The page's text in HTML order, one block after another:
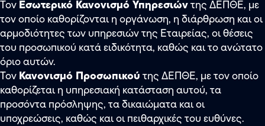
ΤονΕσωτερικό Κανονισμό Υπηρεσιώντης ΔΕΠΘΕ, με
τον οποίο καθορίζονται η οργάνωση, η διάρθρωση και οι
αρμοδιότητες των υπηρεσιών της Εταιρείας, οι θέσεις
του προσωπικού κατά ειδικότητα, καθώς και το ανώτατο
όριο αυτών.
ΤονΚανονισμό Προσωπικούτης ΔΕΠΘΕ, με τον οποίο
καθορίζεται η υπηρεσιακή κατάσταση αυτού, τα
προσόντα πρόσληψης, τα δικαιώματα και οι
υποχρεώσεις, καθώς και οι πειθαρχικές του ευθύνες.